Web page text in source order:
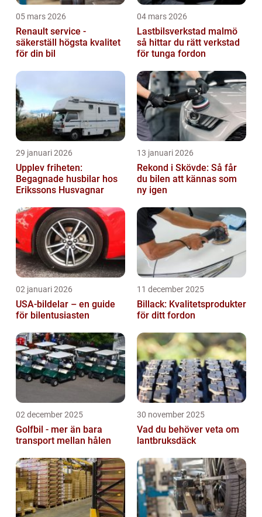
05 mars 2026
Renault service -
säkerställ högsta kvalitet
för din bil
04 mars 2026
Lastbilsverkstad malmö
så hittar du rätt verkstad
för tunga fordon
29 januari 2026
Upplev friheten:
Begagnade husbilar hos
Erikssons Husvagnar
13 januari 2026
Rekond i Skövde: Så får
du bilen att kännas som
ny igen
02 januari 2026
USA-bildelar – en guide
för bilentusiasten
11 december 2025
Billack: Kvalitetsprodukter
för ditt fordon
02 december 2025
Golfbil - mer än bara
transport mellan hålen
30 november 2025
Vad du behöver veta om
lantbruksdäck